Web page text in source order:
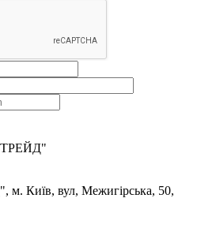
Київ, вул, Межигірська, 50,